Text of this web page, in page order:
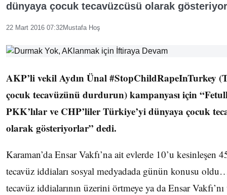
dünyaya çocuk tecavüzcüsü olarak
22 Mart 2016 07:32Mustafa Hoş
AKP’li vekil Aydın Ünal #StopChildRapeInTurkey
çocuk tecavüzünü durdurun) kampanyası için
PKK’lılar ve CHP’liler Türkiye’yi dünyaya çocuk
olarak gösteriyorlar” dedi.
Karaman’da Ensar Vakfı’na ait evlerde 10’u kesinleşen
tecavüz iddiaları sosyal medyadada günün konusu
tecavüz iddialarının üzerini örtmeye ya da Ensar